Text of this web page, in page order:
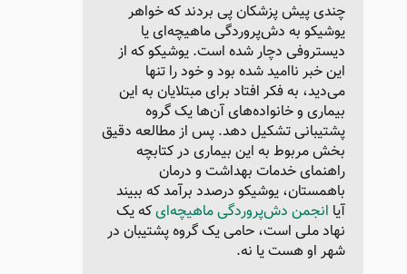
چندی پیش پزشکان پی بردند که خواهر
یوشیکو به دش‌پروردگی ماهیچه‌ای یا
دیستروفی دچار شده است. یوشیکو که از
این خبر ناامید شده بود و خود را تنها
می‌دید، به فکر افتاد برای مبتلایان به این
بیماری و خانواده‌های آن‌ها یک گروه
پشتیبانی تشکیل دهد. پس از مطالعه دقیق
بخش مربوط به این بیماری در کتابچه
راهنمای خدمات بهداشت و درمان
باهمستان، یوشیکو درصدد برآمد که ببیند
آیا انجمن دش‌پروردگی ماهیچه‌ایکه یک
نهاد ملی است، حامی یک گروه پشتیبان در
شهر او هست یا نه.